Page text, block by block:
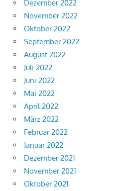
Dezember 2022
November 2022
Oktober 2022
September 2022
August 2022
Juli 2022
Juni 2022
Mai 2022
April 2022
März 2022
Februar 2022
Januar 2022
Dezember 2021
November 2021
Oktober 2021